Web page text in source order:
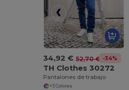
34,92 € 52,70 € -34%
TH Clothes 30272
Pantalones de trabajo
+3 Colores